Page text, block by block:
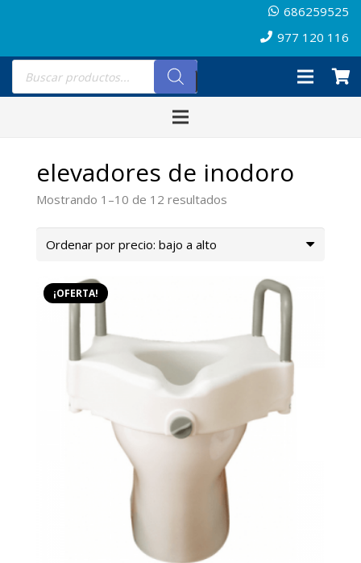
686259525
977 120 116
Búsqueda
productos
elevadores de inodoro
Mostrando 1–10 de 12 resultados
¡OFERTA!